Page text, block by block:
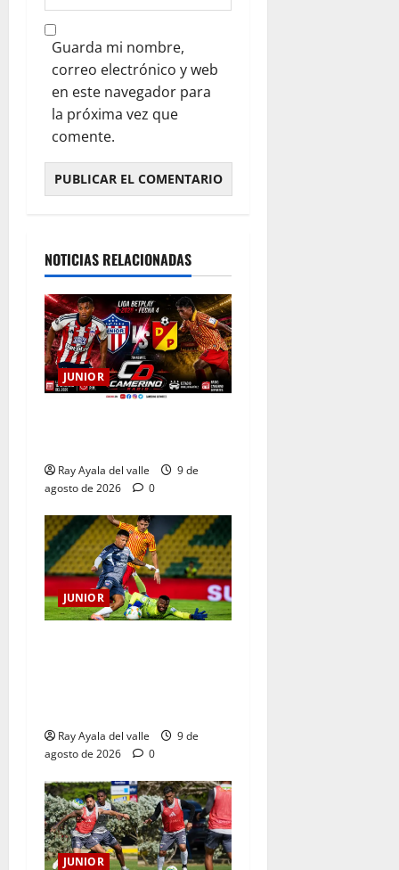
Guarda mi nombre,
correo electrónico y web
en este navegador para
la próxima vez que
comente.
NOTICIAS RELACIONADAS
JUNIOR
Ray Ayala del valle
9 de
agosto de 2026
0
JUNIOR
Ray Ayala del valle
9 de
agosto de 2026
0
JUNIOR